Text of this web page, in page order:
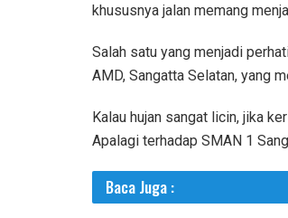
khususnya jalan memang
Salah satu yang menjadi
AMD, Sangatta Selatan, yang
Kalau hujan sangat licin, jika
Apalagi terhadap SMAN 1
Baca Juga :